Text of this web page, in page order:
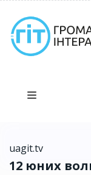
uagit.tv
12 юних